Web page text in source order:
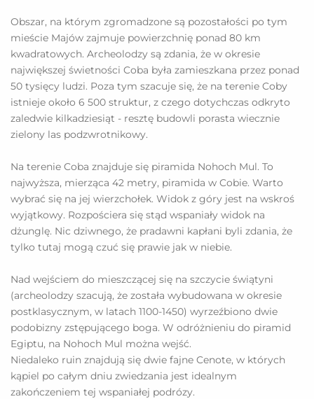
Obszar, na którym zgromadzone są pozostałości po tym
mieście Majów zajmuje powierzchnię ponad 80 km
kwadratowych. Archeolodzy są zdania, że w okresie
największej świetności Coba była zamieszkana przez ponad
50 tysięcy ludzi. Poza tym szacuje się, że na terenie Coby
istnieje około 6 500 struktur, z czego dotychczas odkryto
zaledwie kilkadziesiąt - resztę budowli porasta wiecznie
zielony las podzwrotnikowy.
Na terenie Coba znajduje się piramida Nohoch Mul. To
najwyższa, mierząca 42 metry, piramida w Cobie. Warto
wybrać się na jej wierzchołek. Widok z góry jest na wskroś
wyjątkowy. Rozpościera się stąd wspaniały widok na
dżunglę. Nic dziwnego, że pradawni kapłani byli zdania, że
tylko tutaj mogą czuć się prawie jak w niebie.
Nad wejściem do mieszczącej się na szczycie świątyni
(archeolodzy szacują, że została wybudowana w okresie
postklasycznym, w latach 1100-1450) wyrzeźbiono dwie
podobizny zstępującego boga. W odróżnieniu do piramid
Egiptu, na Nohoch Mul można wejść.
Niedaleko ruin znajdują się dwie fajne Cenote, w których
kąpiel po całym dniu zwiedzania jest idealnym
zakończeniem tej wspaniałej podrózy.